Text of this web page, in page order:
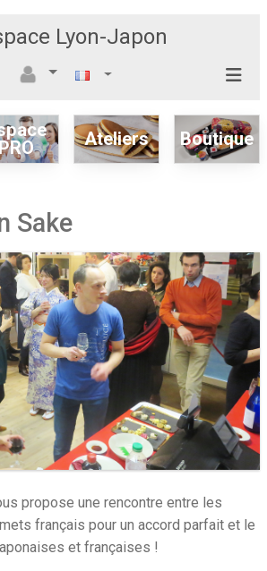
Lyon-Japon
Ateliers Boutique
Sake
propose une rencontre entre les
français pour un accord parfait et le
et françaises !